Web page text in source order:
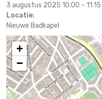
3 augustus 2025 10:00 –11:15
Locatie:
Nieuwe Badkapel
+
−